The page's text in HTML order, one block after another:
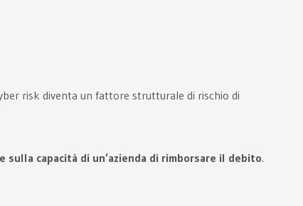
risk diventa un fattore strutturale di rischio di
capacità di un’azienda di rimborsare il debito.